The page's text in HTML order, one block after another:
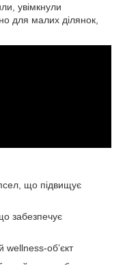
увімкнули
для малих ділянок,
що підвищує
забезпечує
об’єкт